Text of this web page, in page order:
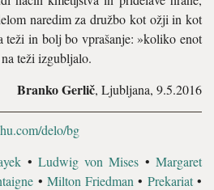
naredim za družbo kot ožji in kot
teži in bolj bo vprašanje: »koliko enot
teži izgubljalo.
Branko Gerlič, Ljubljana, 9.5.2016
delo/bg
• Ludwig von Mises •Margaret
• Milton Friedman • Prekariat•